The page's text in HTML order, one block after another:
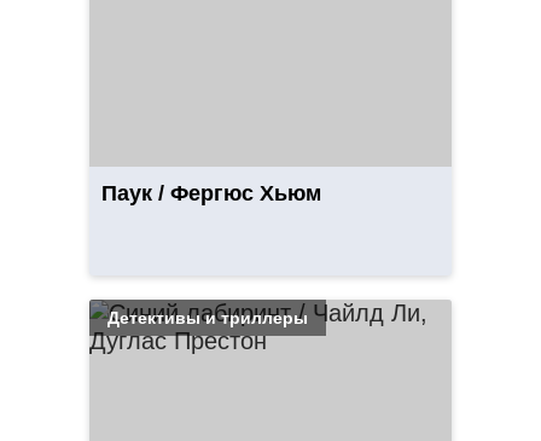
Паук / Фергюс Хьюм
Детективы и триллеры